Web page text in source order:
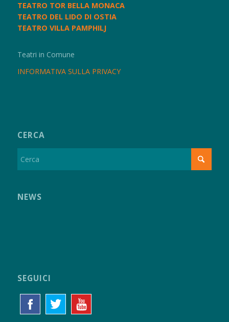
TEATRO TOR BELLA MONACA
TEATRO DEL LIDO DI OSTIA
TEATRO VILLA PAMPHILJ
Teatri in Comune
INFORMATIVA SULLA PRIVACY
CERCA
NEWS
SEGUICI